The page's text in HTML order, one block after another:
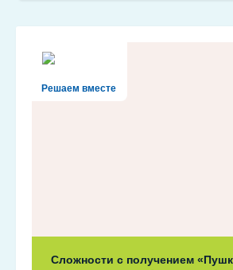
Решаем вместе
Сложности с получением